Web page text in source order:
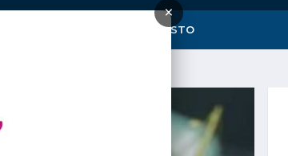
×
DE 15 A 30 DE AGOSTO